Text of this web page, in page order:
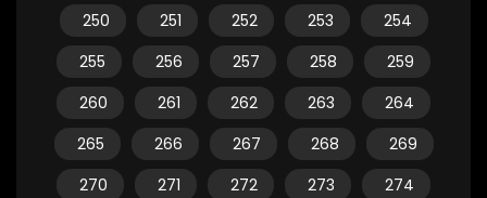
250
251 252 253
254
255
256 257 258
259
260
261 262 263
264
265
266 267 268
269
270
271 272 273
274